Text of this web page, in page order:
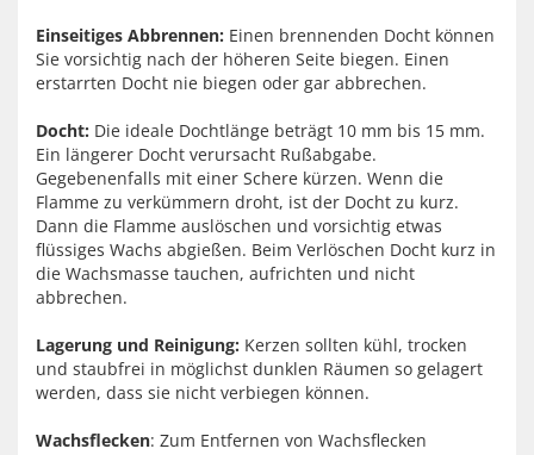
Einseitiges Abbrennen: Einen brennenden Docht können
Sie vorsichtig nach der höheren Seite biegen. Einen
erstarrten Docht nie biegen oder gar abbrechen.
Docht: Die ideale Dochtlänge beträgt 10 mm bis 15 mm.
Ein längerer Docht verursacht Rußabgabe.
Gegebenenfalls mit einer Schere kürzen. Wenn die
Flamme zu verkümmern droht, ist der Docht zu kurz.
Dann die Flamme auslöschen und vorsichtig etwas
flüssiges Wachs abgießen. Beim Verlöschen Docht kurz in
die Wachsmasse tauchen, aufrichten und nicht
abbrechen.
Lagerung und Reinigung: Kerzen sollten kühl, trocken
und staubfrei in möglichst dunklen Räumen so gelagert
werden, dass sie nicht verbiegen können.
Wachsflecken: Zum Entfernen von Wachsflecken